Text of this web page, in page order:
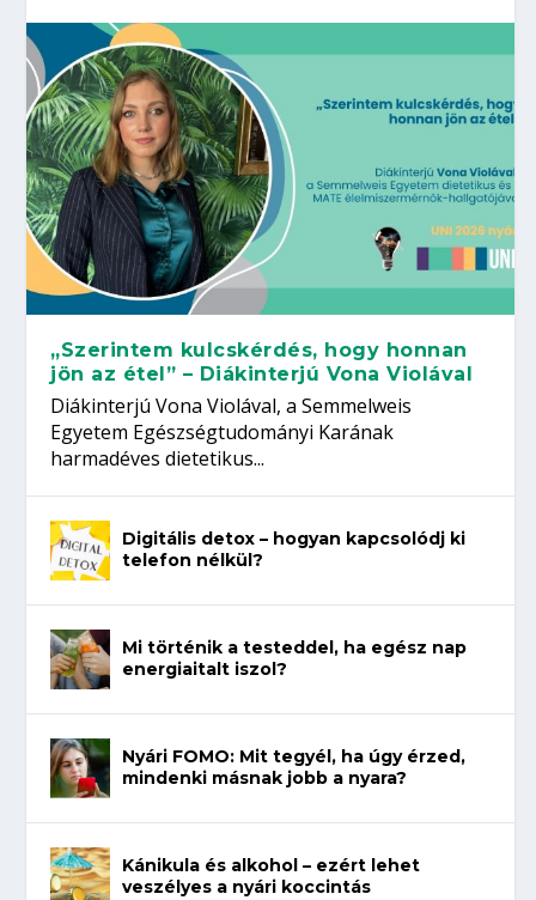
„Szerintem kulcskérdés, hogy honnan
jön az étel” – Diákinterjú Vona Violával
Diákinterjú Vona Violával, a Semmelweis
Egyetem Egészségtudományi Karának
harmadéves dietetikus...
Digitális detox – hogyan kapcsolódj ki
telefon nélkül?
Mi történik a testeddel, ha egész nap
energiaitalt iszol?
Nyári FOMO: Mit tegyél, ha úgy érzed,
mindenki másnak jobb a nyara?
Kánikula és alkohol – ezért lehet
veszélyes a nyári koccintás